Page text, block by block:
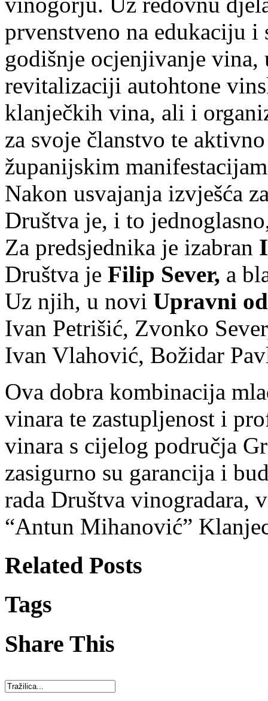
prvenstveno na edukaciju
godišnje ocjenjivanje
revitalizaciji autohtone
klanječkih vina, ali i
za svoje članstvo te
županijskim
Nakon usvajanja izvješća
Društva je, i to
Za predsjednika je izabran
Društva je Filip Sever, a
Uz njih, u novi Upravni
Ivan Petrišić, Zvonko
Ivan Vlahović, Božidar
Ova dobra kombinacija
vinara te zastupljenost i
vinara s cijelog područja
zasigurno su garancija i
rada Društva vinogradara,
“Antun Mihanović”
Related Posts
Tags
Share This